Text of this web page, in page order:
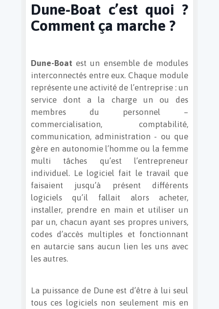
Dune-Boat c’est quoi ?
Comment ça marche ?
Dune-Boat est un ensemble de modules
interconnectés entre eux. Chaque module
représente une activité de l’entreprise : un
service dont a la charge un ou des
membres du personnel –
commercialisation, comptabilité,
communication, administration - ou que
gère en autonomie l’homme ou la femme
multi tâches qu’est l’entrepreneur
individuel. Le logiciel fait le travail que
faisaient jusqu’à présent différents
logiciels qu’il fallait alors acheter,
installer, prendre en main et utiliser un
par un, chacun ayant ses propres univers,
codes d’accès multiples et fonctionnant
en autarcie sans aucun lien les uns avec
les autres.
La puissance de Dune est d’être à lui seul
tous ces logiciels non seulement mis en